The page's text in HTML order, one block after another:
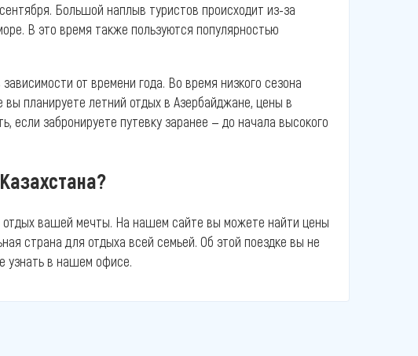
Большой наплыв туристов происходит из-за
В это время также пользуются популярностью
от времени года. Во время низкого сезона
планируете летний отдых в Азербайджане, цены в
забронируете путевку заранее — до начала высокого
отдых вашей мечты. На нашем сайте вы можете найти цены
страна для отдыха всей семьей. Об этой поездке вы не
узнать в нашем офисе.